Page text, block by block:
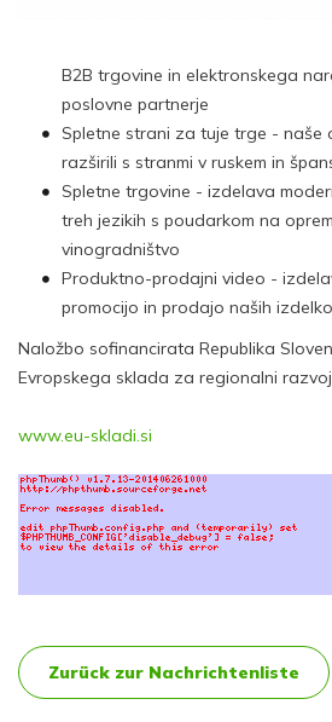
B2B trgovine in elektronskega
poslovne partnerje
Spletne strani za tuje trge - naše
razširili s stranmi v ruskem in
Spletne trgovine - izdelava
treh jezikih s poudarkom na
vinogradništvo
Produktno-prodajni video -
promocijo in prodajo naših
Naložbo sofinancirata Republika
Evropskega sklada za regionalni razvoj
www.eu-skladi.si
Zurück zur Nachrichtenliste